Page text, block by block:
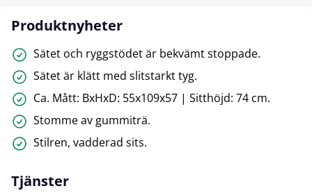
Produktnyheter
Sätet och ryggstödet är bekvämt stoppade.
Sätet är klätt med slitstarkt tyg.
Ca. Mått: BxHxD: 55x109x57 | Sitthöjd: 74 cm.
Stomme av gummiträ.
Stilren, vadderad sits.
Tjänster